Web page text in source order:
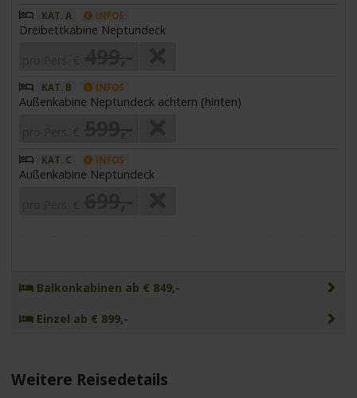
KAT. A INFOS
Dreibettkabine Neptundeck
KAT. B INFOS
Außenkabine Neptundeck achtern (hinten)
KAT. C INFOS
Außenkabine Neptundeck
Balkonkabinen ab € 849,-
Einzel ab € 899,-
Weitere Reisedetails